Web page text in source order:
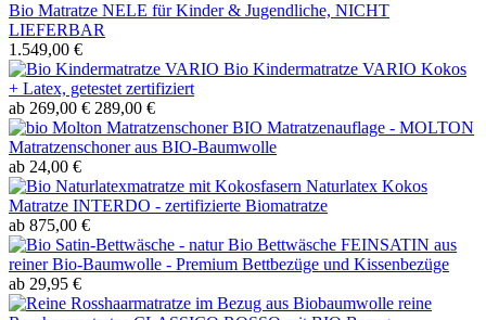
Bio Matratze NELE für Kinder & Jugendliche, NICHT
LIEFERBAR
1.549,00 €
Bio Kindermatratze VARIO Kokos
+ Latex, getestet zertifiziert
ab 269,00 € 289,00 €
BIO Matratzenauflage - MOLTON
Matratzenschoner aus BIO-Baumwolle
ab 24,00 €
Naturlatex Kokos
Matratze INTERDO - zertifizierte Biomatratze
ab 875,00 €
Bio Bettwäsche FEINSATIN aus
reiner Bio-Baumwolle - Premium Bettbezüge und Kissenbezüge
ab 29,95 €
reine